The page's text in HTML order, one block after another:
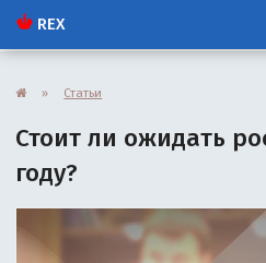
REX
» Статьи
Стоит ли ожидать
году?